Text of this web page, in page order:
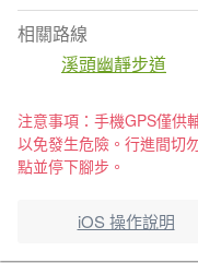
相關路線
溪頭幽靜步道
注意事項：手機GPS僅供
以免發生危險。行進間切
點並停下腳步。
iOS 操作說明